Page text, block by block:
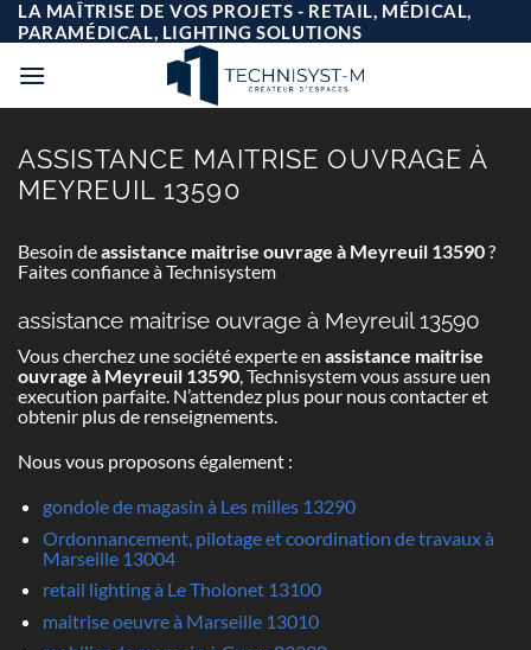
Passer
au
contenu
LA MAÎTRISE DE VOS PROJETS - RETAIL, MÉDICAL,
PARAMÉDICAL, LIGHTING SOLUTIONS
ASSISTANCE MAITRISE OUVRAGE À
MEYREUIL 13590
Besoin deassistance maitrise ouvrage à Meyreuil 13590?
Faites confiance à Technisystem
assistance maitrise ouvrage à Meyreuil 13590
Vous cherchez une société experte en assistance maitrise
ouvrage à Meyreuil 13590, Technisystem vous assure uen
execution parfaite. N’attendez plus pour nous contacter et
obtenir plus de renseignements.
Nous vous proposons également :
gondole de magasin à Les milles 13290
Ordonnancement, pilotage et coordination de travaux à
Marseille 13004
retail lighting à Le Tholonet 13100
maitrise oeuvre à Marseille 13010